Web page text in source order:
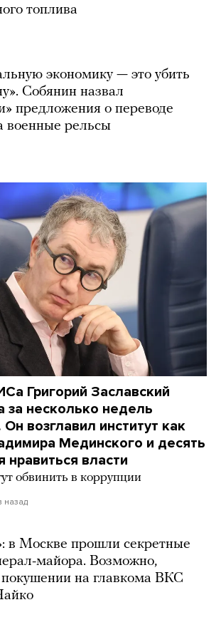
топлива
экономику — это убить
Собянин назвал
предложения о переводе
военные рельсы
Григорий Заславский
за несколько недель
возглавил институт как
Мединского и десять
нравиться власти
обвинить в коррупции
назад
Москве прошли секретные
майора. Возможно,
на главкома ВКС